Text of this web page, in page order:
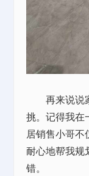
再来说说家
挑。记得我在
居销售小哥
耐心地帮我规
错。